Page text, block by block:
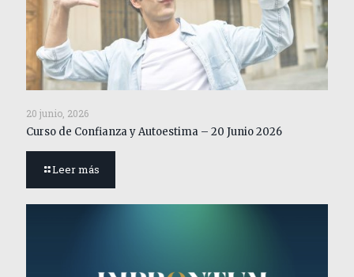
20 junio, 2026
Curso de Confianza y Autoestima – 20 Junio 2026
Leer más